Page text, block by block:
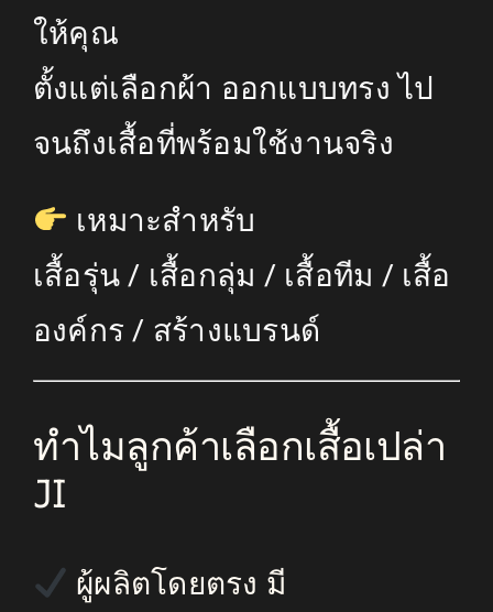
ให้คุณ
ตั้งแต่เลือกผ้า ออกแบบทรง ไป
จนถึงเสื้อที่พร้อมใช้งานจริง
เหมาะสำหรับ
เสื้อรุ่น / เสื้อกลุ่ม / เสื้อทีม / เสื้อ
องค์กร / สร้างแบรนด์
ทำไมลูกค้าเลือกเสื้อเปล่า
JI
ผู้ผลิตโดยตรง มี